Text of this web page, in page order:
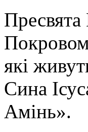
Покровом
які
Сина
Амінь».